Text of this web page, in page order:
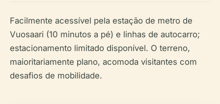
Facilmente acessível pela estação de metro de
Vuosaari (10 minutos a pé) e linhas de autocarro;
estacionamento limitado disponível. O terreno,
maioritariamente plano, acomoda visitantes com
desafios de mobilidade.